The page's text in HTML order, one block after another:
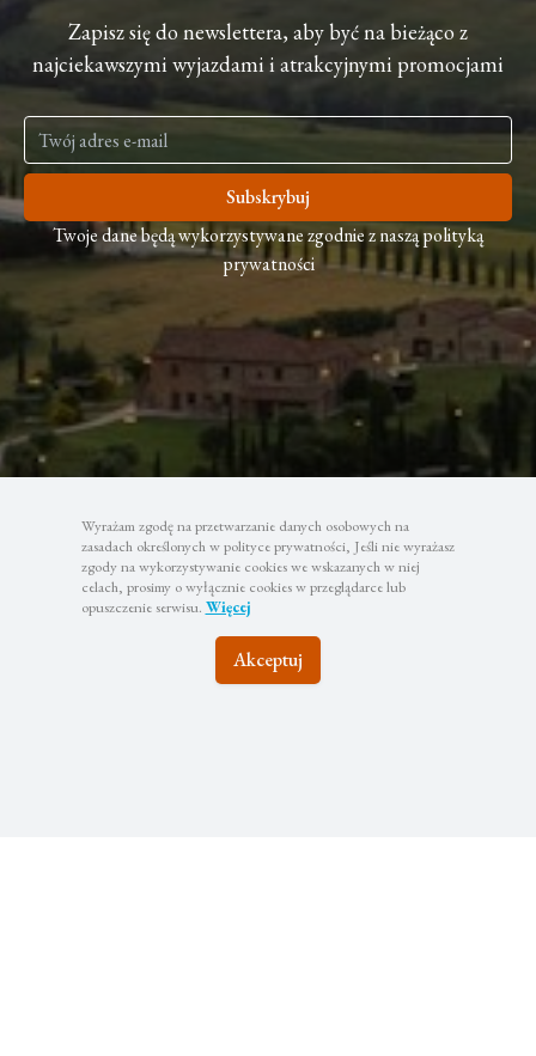
Wyrażam zgodę na przetwarzanie danych osobowych na
zasadach określonych w polityce prywatności, Jeśli nie wyrażasz
zgody na wykorzystywanie cookies we wskazanych w niej
celach, prosimy o wyłącznie cookies w przeglądarce lub
opuszczenie serwisu. Więcej
Akceptuj
Zapisz się do newslettera, aby być na bieżąco z
najciekawszymi wyjazdami i atrakcyjnymi promocjami
Subskrybuj
Twoje dane będą wykorzystywane zgodnie z naszą polityką
prywatności